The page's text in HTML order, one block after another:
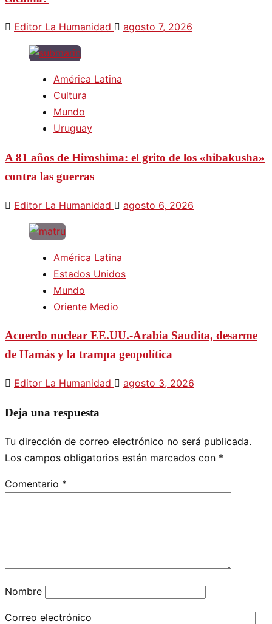
Editor La Humanidad agosto 7, 2026
América Latina
Cultura
Mundo
Uruguay
A 81 años de Hiroshima: el grito de los «hibakusha»
contra las guerras
Editor La Humanidad agosto 6, 2026
América Latina
Estados Unidos
Mundo
Oriente Medio
Acuerdo nuclear EE.UU.-Arabia Saudita, desarme
de Hamás y la trampa geopolítica
Editor La Humanidad agosto 3, 2026
Deja una respuesta
Tu dirección de correo electrónico no será publicada.
Los campos obligatorios están marcados con *
Comentario *
Nombre
Correo electrónico